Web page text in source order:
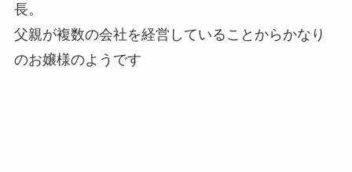
長。
父親が複数の会社を経営していることからかなり
のお嬢様のようです